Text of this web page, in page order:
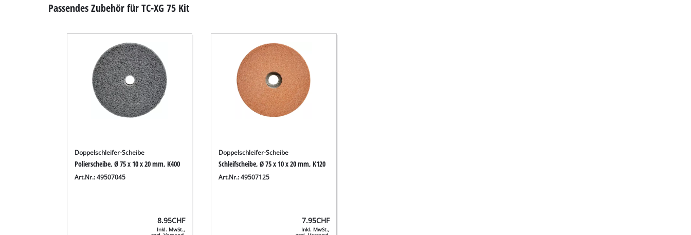
Passendes Zubehör für TC-XG 75 Kit
Doppelschleifer-Scheibe
Polierscheibe, Ø 75 x 10 x 20 mm, K400
Art.Nr.: 49507045
8.95CHF
Inkl. MwSt.,
Doppelschleifer-Scheibe
Schleifscheibe, Ø 75 x 10 x 20 mm, K120
Art.Nr.: 49507125
7.95CHF
Inkl. MwSt.,